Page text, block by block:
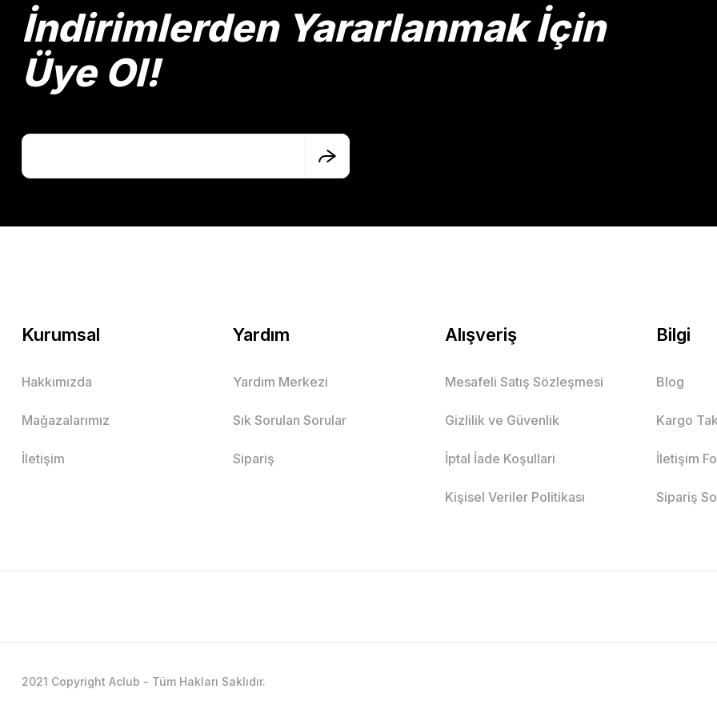
Ürün fiyatı diğer sitelerden daha pahalı.
Bu ürüne benzer farklı alternatifler olmalı.
İndirimlerden Yararlanmak İçin
Üye Ol!
Kurumsal
Hakkımızda
Mağazalarımız
İletişim
Yardım
Yardım Merkezi
Sık Sorulan Sorular
Sipariş
Alışveriş
Mesafeli Satış Sözleşmesi
Gizlilik ve Güvenlik
İptal İade Koşullari
Kişisel Veriler Politikası
Bilgi
Blog
Kargo
İletişim
Sipariş
2021 Copyright Aclub - Tüm Hakları Saklıdır.